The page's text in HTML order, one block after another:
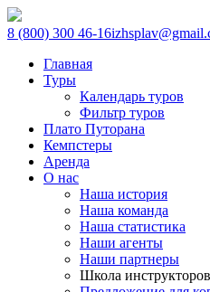
8 (800) 300 46-16
Главная
Туры
Календарь туров
Фильтр туров
Плато Путорана
Кемпстеры
Аренда
О нас
Наша история
Наша команда
Наша статистика
Наши агенты
Наши партнеры
Школа инструкторов